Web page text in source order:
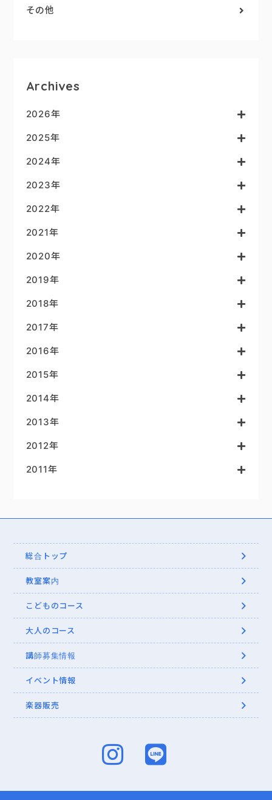
その他
Archives
2026年
2025年
2024年
2023年
2022年
2021年
2020年
2019年
2018年
2017年
2016年
2015年
2014年
2013年
2012年
2011年
総合トップ
教室案内
こどものコース
大人のコース
講師募集情報
イベント情報
楽器販売